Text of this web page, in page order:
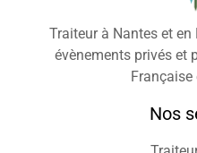
Traiteur à Nantes et
évènements privés et
Française
Nos